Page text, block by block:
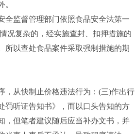
。
监督管理部门依照食品安全法第一
况复杂的，经实施查封、扣押措施的
所以查处食品案件采取强制措施的期
从快制止价格违法行为：(三)作出行
罚听证告知书》，而以口头告知的方
，但笔者建议随后应当补办文书，并